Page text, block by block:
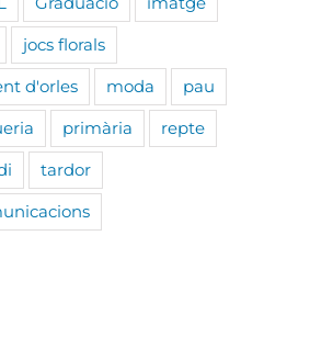
jocs florals
d'orles
moda
pau
primària
repte
tardor